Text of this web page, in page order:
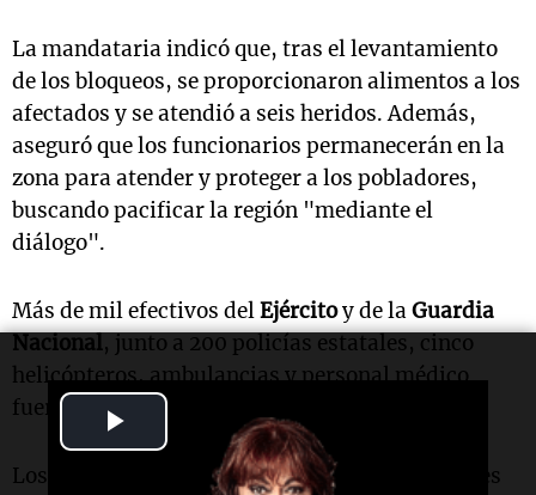
Video
La mandataria indicó que, tras el levantamiento
de los bloqueos, se proporcionaron alimentos a los
afectados y se atendió a seis heridos. Además,
aseguró que los funcionarios permanecerán en la
zona para atender y proteger a los pobladores,
buscando pacificar la región "mediante el
diálogo".
Más de mil efectivos delEjércitoy de laGuardia
Nacional, junto a 200 policías estatales, cinco
helicópteros, ambulancias y personal médico
fueron desplegados en la región.
Los bloqueos fueron consecuencia de los ataques